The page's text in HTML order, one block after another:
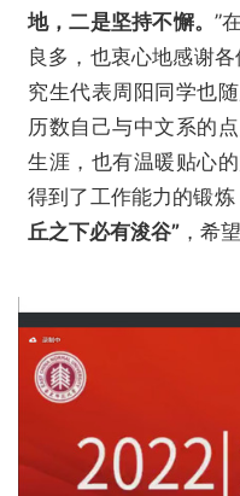
地，二是坚持不懈。 ”
良多，也衷心地感谢
究生代表周阳同学也
历数自己与中文系的
生涯，也有温暖贴心
得到了工作能力的锻炼
丘之下必有浚谷” ，希